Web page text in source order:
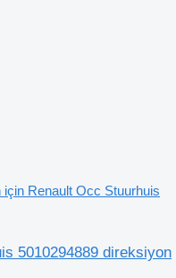
için Renault Occ Stuurhuis
5010294889 direksiyon